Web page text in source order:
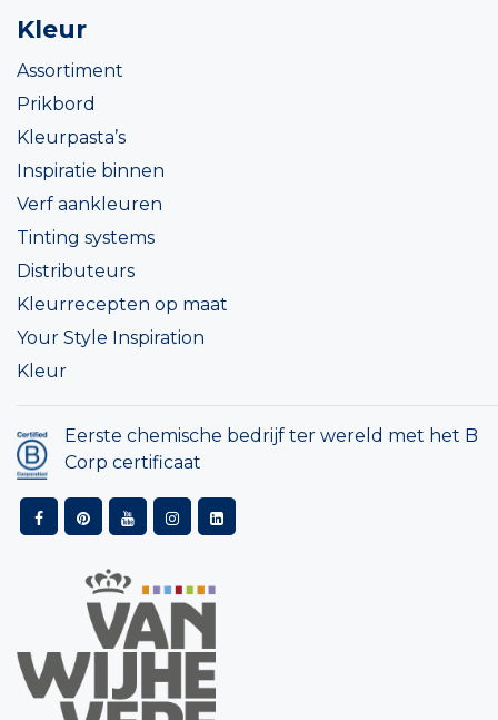
Kleur
Assortiment
Prikbord
Kleurpasta’s
Inspiratie binnen
Verf aankleuren
Tinting systems
Distributeurs
Kleurrecepten op maat
Your Style Inspiration
Kleur
Eerste chemische bedrijf ter wereld met het B
Corp certificaat